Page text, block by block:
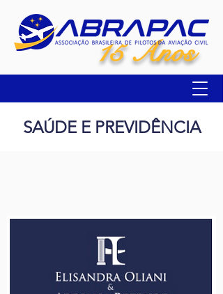
15 Anos
SAÚDE E PREVIDÊNCIA